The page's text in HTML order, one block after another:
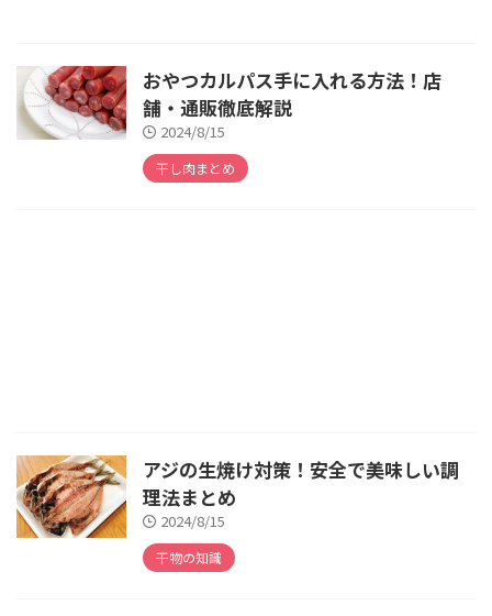
おやつカルパス手に入れる方法！店
舗・通販徹底解説
2024/8/15
干し肉まとめ
アジの生焼け対策！安全で美味しい調
理法まとめ
2024/8/15
干物の知識